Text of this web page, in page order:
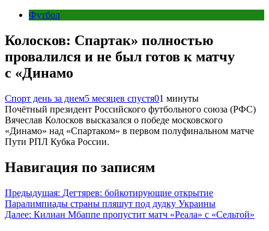
Футбол
Колосков: Спартак» полностью
провалился и не был готов к матчу
с «Динамо
Спорт день за днем5 месяцев спустя01 минуты
Почётный президент Российского футбольного союза (РФС)
Вячеслав Колосков высказался о победе московского
«Динамо» над «Спартаком» в первом полуфинальном матче
Пути РПЛ Кубка России.
Навигация по записям
Предыдущая: Дегтярев: бойкотирующие открытие
Паралимпиады страны пляшут под дудку Украины
Далее: Килиан Мбаппе пропустит матч «Реала» с «Сельтой»